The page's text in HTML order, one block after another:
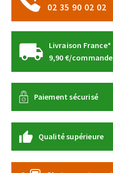
02 35 90 02 02
Livraison France*
9,90 €/commande
Paiement sécurisé
Qualité supérieure